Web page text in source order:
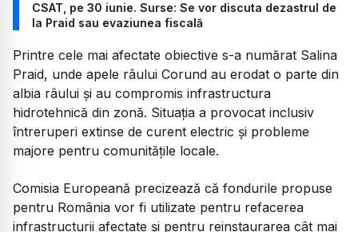
CSAT, pe 30 iunie. Surse: Se vor discuta dezastrul de
la Praid sau evaziunea fiscală
Printre cele mai afectate obiective s-a numărat Salina
Praid, unde apele râului Corund au erodat o parte din
albia râului și au compromis infrastructura
hidrotehnică din zonă. Situația a provocat inclusiv
întreruperi extinse de curent electric și probleme
majore pentru comunitățile locale.
Comisia Europeană precizează că fondurile propuse
pentru România vor fi utilizate pentru refacerea
infrastructurii afectate și pentru reinstaurarea cât mai